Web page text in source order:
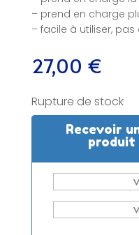
– prend en charge
– facile à utiliser,
27,00 €
Rupture de stock
Recevoir
produit